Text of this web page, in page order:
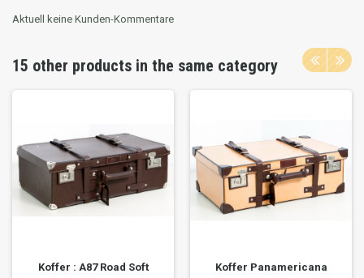
Aktuell keine Kunden-Kommentare
15 other products in the same category
Koffer : A87 Road Soft Koffer Panamericana